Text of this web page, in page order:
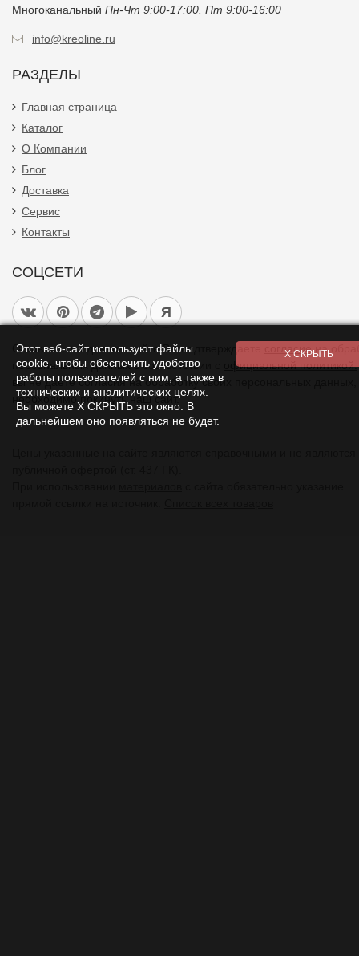
Многоканальный Пн-Чт 9:00-17:00. Пт 9:00-16:00
info@kreoline.ru
РАЗДЕЛЫ
Главная страница
Каталог
О Компании
Блог
Доставка
Сервис
Контакты
СОЦСЕТИ
Я
Оставаясь на данном сайте Вы подтверждаете согласиена
персональных данных в соответствии с
официальной политикой.
вы не даете согласия на обработку своих персональных
необходимо покинуть наш сайт.
Этот веб-сайт используют файлы
cookie, чтобы обеспечить удобство
работы пользователей с ним, а также в
технических и аналитических целях.
Вы можете Х СКРЫТЬ это окно. В
дальнейшем оно появляться не будет.